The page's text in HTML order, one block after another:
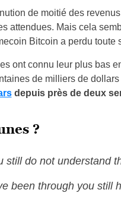
de moitié des
attendues. Mais cela
Bitcoin a perdu toute
ont connu leur plus bas
de milliers de
depuis près de deux
?
still do not understand
been through you still